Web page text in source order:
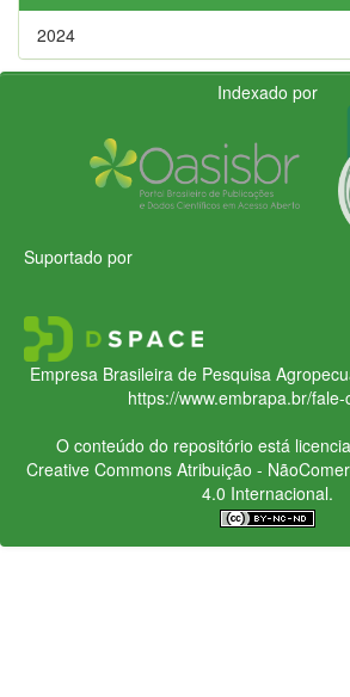
2024
Indexado por
Suportado por
Empresa Brasileira de Pesquisa
https://www.embrapa.br/fale-
O conteúdo do repositório está
Creative CommonsAtribuição -
4.0 Internacional.